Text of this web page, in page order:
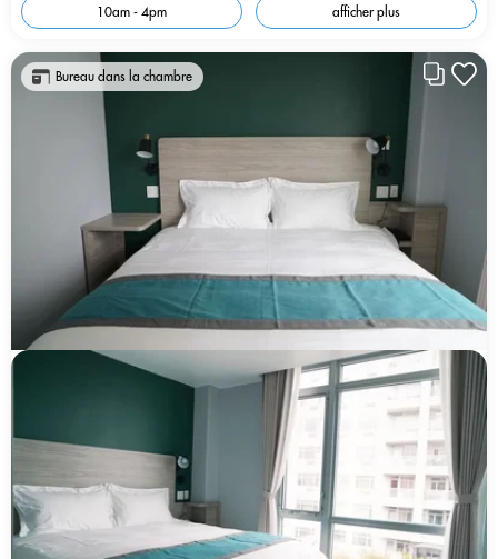
10am - 4pm afficher plus
Bureau dans la chambre